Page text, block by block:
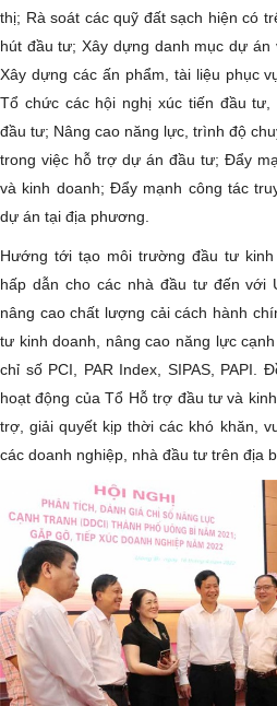
thị; Rà soát các quỹ đất sạch hiện có
hút đầu tư; Xây dựng danh mục dự
Xây dựng các ấn phẩm, tài liệu phục
Tổ chức các hội nghị xúc tiến đầu
đầu tư; Nâng cao năng lực, trình độ
trong việc hỗ trợ dự án đầu tư; Đẩy
và kinh doanh; Đẩy mạnh công tác
dự án tại địa phương.
Hướng tới tạo môi trường đầu tư
hấp dẫn cho các nhà đầu tư đến với
nâng cao chất lượng cải cách hành
tư kinh doanh, nâng cao năng lực
chỉ số PCI, PAR Index, SIPAS, PAPI.
hoạt động của Tổ Hỗ trợ đầu tư và
trợ, giải quyết kịp thời các khó khăn,
các doanh nghiệp, nhà đầu tư trên địa